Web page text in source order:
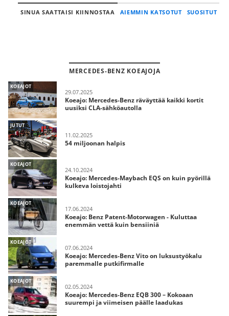
SINUA SAATTAISI KIINNOSTAA AIEMMIN KATSOTUT SUOSITUT
MERCEDES-BENZ KOEAJOJA
KOEAJOT
29.07.2025
Koeajo: Mercedes-Benz räväyttää kaikki kortit
uusiksi CLA-sähköautolla
JUTUT
11.02.2025
54 miljoonan halpis
KOEAJOT
24.10.2024
Koeajo: Mercedes-Maybach EQS on kuin pyörillä
kulkeva loistojahti
KOEAJOT
17.06.2024
Koeajo: Benz Patent-Motorwagen - Kuluttaa
enemmän vettä kuin bensiiniä
KOEAJOT
07.06.2024
Koeajo: Mercedes-Benz Vito on luksustyökalu
paremmalle putkifirmalle
KOEAJOT
02.05.2024
Koeajo: Mercedes-Benz EQB 300 – Kokoaan
suurempi ja viimeisen päälle laadukas